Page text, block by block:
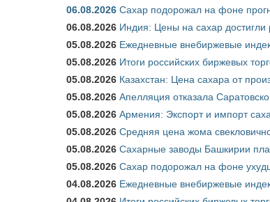
06.08.2026 Сахар подорожал на фоне
06.08.2026 Индия: Цены на сахар достигли
05.08.2026 Ежедневные внебиржевые
05.08.2026 Итоги российских биржевых
05.08.2026 Казахстан: Цена сахара от
05.08.2026 Апелляция отказала
05.08.2026 Армения: Экспорт и импорт
05.08.2026 Средняя цена жома
05.08.2026 Сахарные заводы Башкирии
05.08.2026 Сахар подорожал на фоне
04.08.2026 Ежедневные внебиржевые